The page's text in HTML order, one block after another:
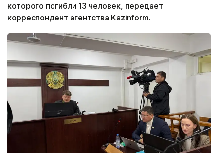
которого погибли 13 человек, передает
корреспондент агентства Kazinform.